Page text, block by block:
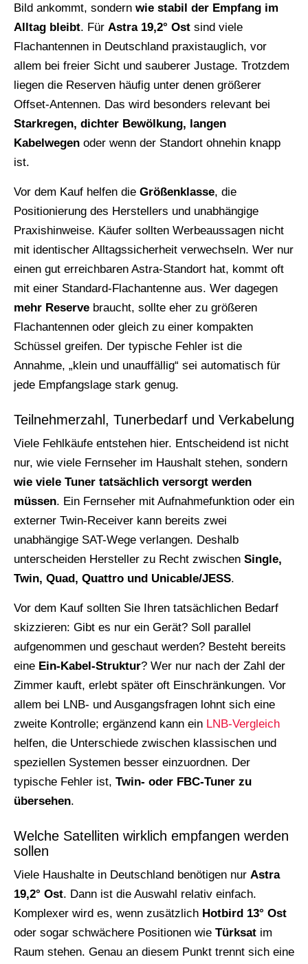
Bild ankommt, sondern wie stabil der Empfang im
Alltag bleibt. Für Astra 19,2° Ost sind viele
Flachantennen in Deutschland praxistauglich, vor
allem bei freier Sicht und sauberer Justage. Trotzdem
liegen die Reserven häufig unter denen größerer
Offset-Antennen. Das wird besonders relevant bei
Starkregen, dichter Bewölkung, langen
Kabelwegen oder wenn der Standort ohnehin knapp
ist.
Vor dem Kauf helfen die Größenklasse, die
Positionierung des Herstellers und unabhängige
Praxishinweise. Käufer sollten Werbeaussagen nicht
mit identischer Alltagssicherheit verwechseln. Wer nur
einen gut erreichbaren Astra-Standort hat, kommt oft
mit einer Standard-Flachantenne aus. Wer dagegen
mehr Reserve braucht, sollte eher zu größeren
Flachantennen oder gleich zu einer kompakten
Schüssel greifen. Der typische Fehler ist die
Annahme, „klein und unauffällig“ sei automatisch für
jede Empfangslage stark genug.
Teilnehmerzahl, Tunerbedarf und Verkabelung
Viele Fehlkäufe entstehen hier. Entscheidend ist nicht
nur, wie viele Fernseher im Haushalt stehen, sondern
wie viele Tuner tatsächlich versorgt werden
müssen. Ein Fernseher mit Aufnahmefunktion oder ein
externer Twin-Receiver kann bereits zwei
unabhängige SAT-Wege verlangen. Deshalb
unterscheiden Hersteller zu Recht zwischen Single,
Twin, Quad, Quattro und Unicable/JESS.
Vor dem Kauf sollten Sie Ihren tatsächlichen Bedarf
skizzieren: Gibt es nur ein Gerät? Soll parallel
aufgenommen und geschaut werden? Besteht bereits
eine Ein-Kabel-Struktur? Wer nur nach der Zahl der
Zimmer kauft, erlebt später oft Einschränkungen. Vor
allem bei LNB- und Ausgangsfragen lohnt sich eine
zweite Kontrolle; ergänzend kann ein LNB-Vergleich
helfen, die Unterschiede zwischen klassischen und
speziellen Systemen besser einzuordnen. Der
typische Fehler ist, Twin- oder FBC-Tuner zu
übersehen.
Welche Satelliten wirklich empfangen werden
sollen
Viele Haushalte in Deutschland benötigen nur Astra
19,2° Ost. Dann ist die Auswahl relativ einfach.
Komplexer wird es, wenn zusätzlich Hotbird 13° Ost
oder sogar schwächere Positionen wie Türksat im
Raum stehen. Genau an diesem Punkt trennt sich eine